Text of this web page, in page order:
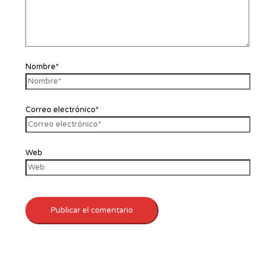
Nombre*
Correo electrónico*
Web